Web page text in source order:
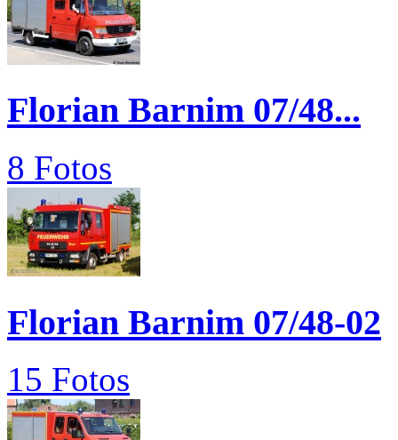
Florian Barnim 07/48...
8 Fotos
Florian Barnim 07/48-02
15 Fotos